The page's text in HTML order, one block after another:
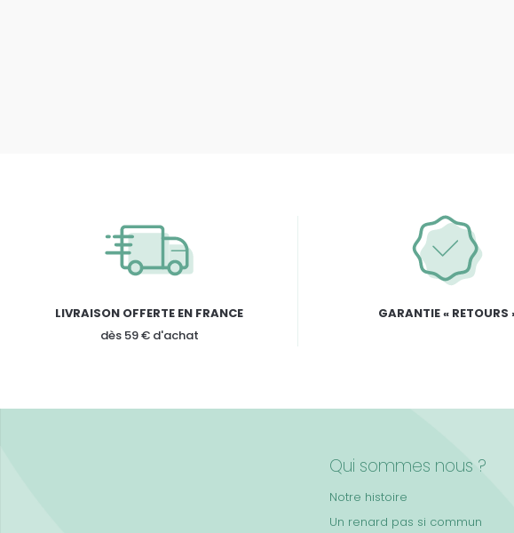
LIVRAISON OFFERTE EN FRANCE
dès 59 € d'achat
GARANTIE « RETOURS
Qui sommes nous ?
Notre histoire
Un renard pas si commun